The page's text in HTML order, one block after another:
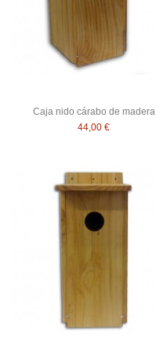
Caja nido cárabo de madera
44,00 €